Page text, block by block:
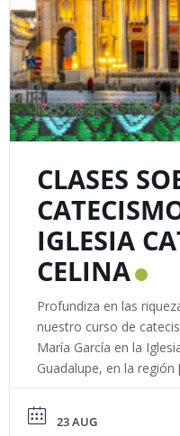
CLASES
IGLESIA
CELINA
Profundiza en las
nuestro curso de
María García en la
Guadalupe, en la
23 AUG